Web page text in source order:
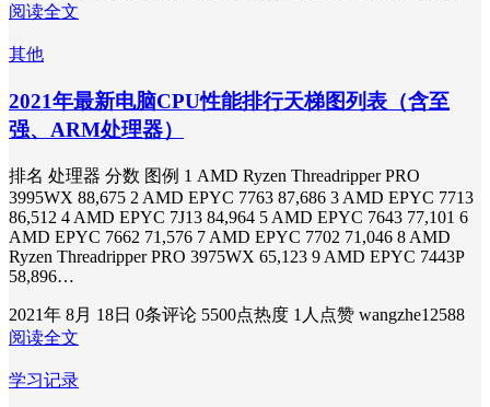
阅读全文
其他
2021年最新电脑CPU性能排行天梯图列表（含至
强、ARM处理器）
排名 处理器 分数 图例 1 AMD Ryzen Threadripper PRO
3995WX 88,675 2 AMD EPYC 7763 87,686 3 AMD EPYC 7713
86,512 4 AMD EPYC 7J13 84,964 5 AMD EPYC 7643 77,101 6
AMD EPYC 7662 71,576 7 AMD EPYC 7702 71,046 8 AMD
Ryzen Threadripper PRO 3975WX 65,123 9 AMD EPYC 7443P
58,896…
2021年 8月 18日 0条评论 5500点热度 1人点赞 wangzhe12588
阅读全文
学习记录